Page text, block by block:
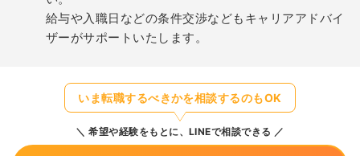
給与や入職日などの条件交渉などもキャリアアドバイ
ザーがサポートいたします。
いま転職するべきかを相談するのもOK
希望や経験をもとに、LINEで相談できる